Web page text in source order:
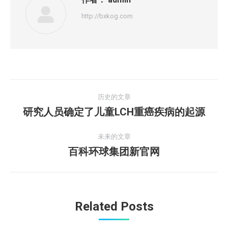
http://bxkog.com
历史的文章
研究人员确定了儿童LCH重癌疾病的起源
未来的文章
百科环球集团新官网
Related Posts